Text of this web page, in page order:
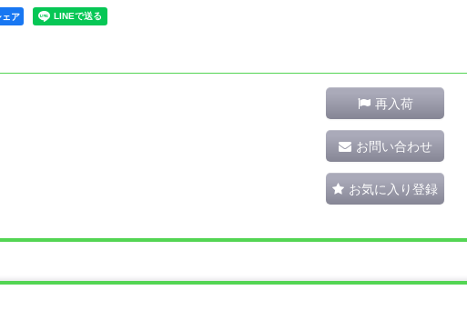
ア
再入荷
お問い合わせ
お気に入り登録